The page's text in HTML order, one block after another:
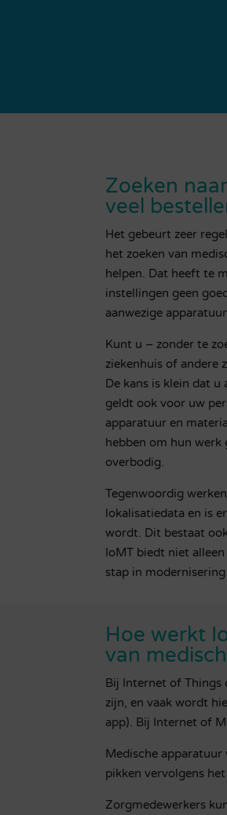
Zoeken
veel
Het gebeurt zeer
het zoeken van
helpen. Dat heeft te
instellingen geen
aanwezige
Kunt u – zonder te
ziekenhuis of andere
De kans is klein dat
geldt ook voor uw
apparatuur en
hebben om hun werk
overbodig.
Tegenwoordig
lokalisatiedata en is
wordt. Dit bestaat
IoMT biedt niet
stap in
Hoe werkt
van
Bij Internet of Things
zijn, en vaak wordt
app). Bij Internet of
Medische
pikken vervolgens
Zorgmedewerkers